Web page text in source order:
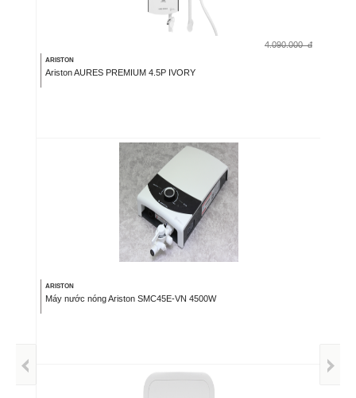
4.090.000 đ
ARISTON
Ariston AURES PREMIUM 4.5P IVORY
ARISTON
Máy nước nóng Ariston SMC45E-VN 4500W